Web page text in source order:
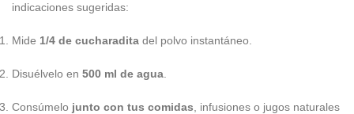
indicaciones sugeridas:
Mide 1/4 de cucharadita del polvo instantáneo.
Disuélvelo en 500 ml de agua
Consúmelo junto con tus comidas , infusiones o jugos naturales